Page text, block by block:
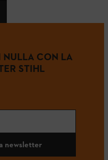
NULLA CON LA
STIHL
newsletter